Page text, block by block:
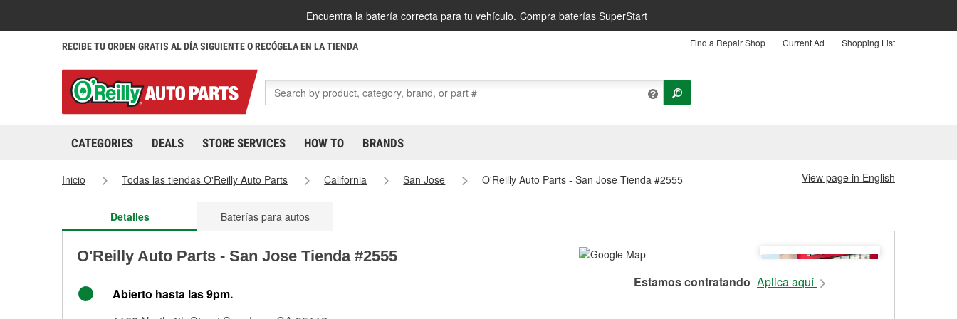
Encuentra la batería correcta para tu vehículo. Compra baterías SuperStart
RECIBE TU ORDEN GRATIS AL DÍA SIGUIENTE O RECÓGELA EN LA TIENDA Find a Repair Shop Current Ad Shopping List
CATEGORIES DEALS STORE SERVICES HOW TO BRANDS
Inicio Todas las tiendas O'Reilly Auto Parts California San Jose O'Reilly Auto Parts - San Jose Tienda #2555 View page in English
Detalles Baterías para autos
O'Reilly Auto Parts - San Jose Tienda #2555
Abierto hasta las 9pm.
Estamos contratando Aplica aquí